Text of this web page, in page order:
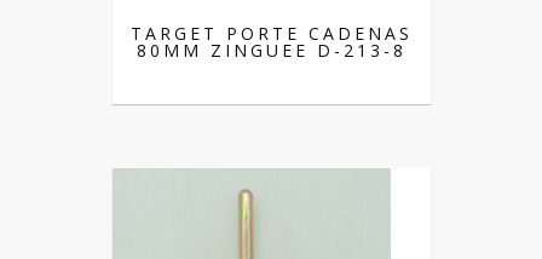
TARGET PORTE CADENAS
80MM ZINGUEE D-213-8